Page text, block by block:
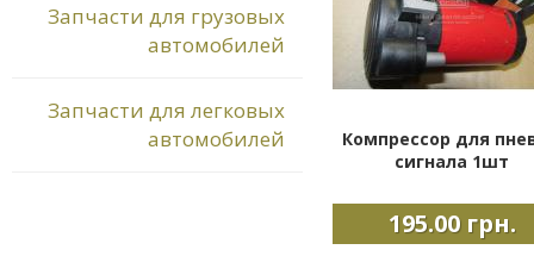
Запчасти для грузовых
автомобилей
Запчасти для легковых
автомобилей
Компрессор для
сигнала 1шт
195.00 грн.